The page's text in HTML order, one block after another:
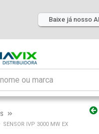
Baixe já nosso
SENSOR IVP 3000 MW EX